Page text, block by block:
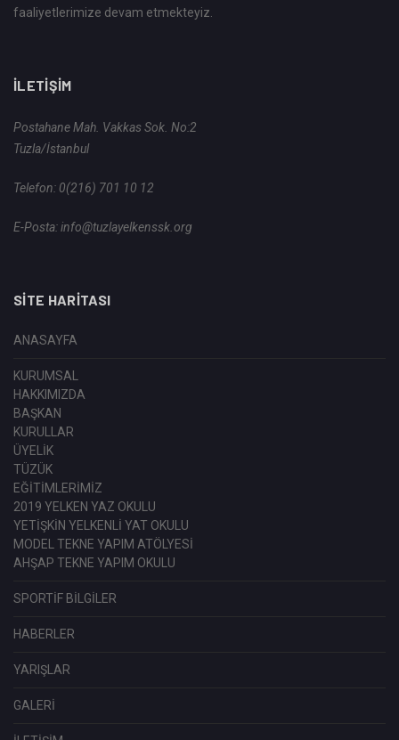
faaliyetlerimize devam etmekteyiz.
İLETIŞIM
Postahane Mah. Vakkas Sok. No:2
Tuzla/İstanbul
Telefon: 0(216) 701 10 12
E-Posta:info@tuzlayelkenssk.org
SITE HARITASI
ANASAYFA
KURUMSAL
HAKKIMIZDA
BAŞKAN
KURULLAR
ÜYELİK
TÜZÜK
EĞİTİMLERİMİZ
2019 YELKEN YAZ OKULU
YETİŞKİN YELKENLİ YAT OKULU
MODEL TEKNE YAPIM ATÖLYESİ
AHŞAP TEKNE YAPIM OKULU
SPORTİF BİLGİLER
HABERLER
YARIŞLAR
GALERİ